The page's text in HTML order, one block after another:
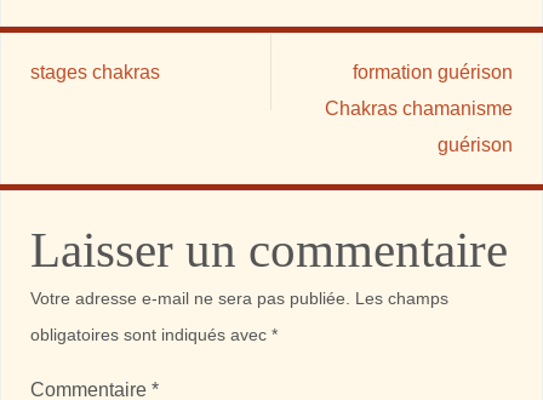
stages chakras
formation guérison
Chakras chamanisme
guérison
Laisser un commentaire
Votre adresse e-mail ne sera pas publiée.
Les champs
obligatoires sont indiqués avec*
Commentaire*